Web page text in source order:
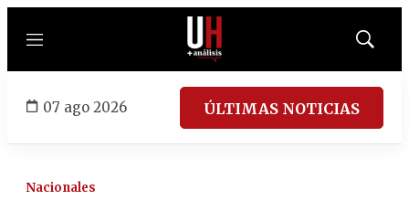
Menú
Mostrar
07 ago 2026 ÚLTIMAS NOTICIAS
Nacionales